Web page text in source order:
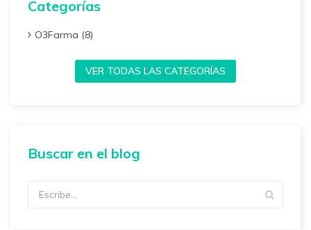
Categorías
O3Farma (8)
VER TODAS LAS CATEGORÍAS
Buscar en el blog